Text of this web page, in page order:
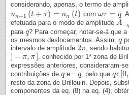
considerando, apenas, o termo de
un+1 (t + τ) = un (t)
un+1 t+ )= un( ) com ωτ = q
ωτ= q
.
efetuada para o modo de amplitude A−q
A−q
para q
q? Para começar, notar-se-á que
os mesmos deslocamentos. Assim, q
q
intervalo de amplitude 2π
2π, sendo
] − π, π]
−π ,π]
, conhecido por 1ª zona de
expressões anteriores, consideraram-
contribuições de q
qe– q
–q , pelo queqϵ [0,
qϵ[ 0,
resto da zona de Brillouin. Depois,
componentes da eq. (8) na eq. (4),